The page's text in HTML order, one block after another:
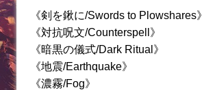
《剣を鍬に/Swords to Plowshares》
《対抗呪文/Counterspell》
《暗黒の儀式/Dark Ritual》
《地震/Earthquake》
《濃霧/Fog》